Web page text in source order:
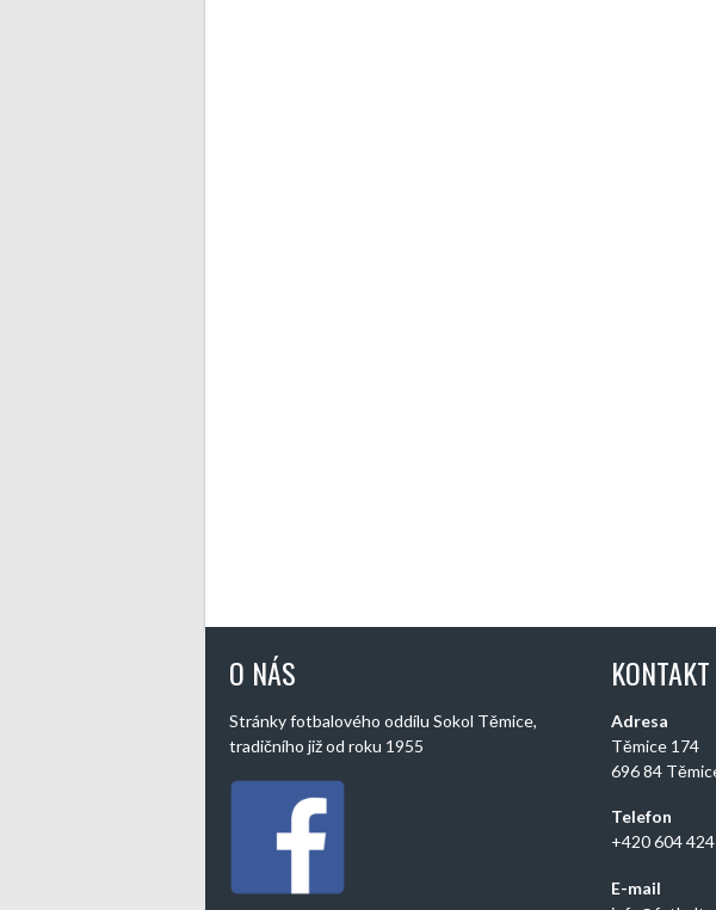
O NÁS
Stránky fotbalového oddílu Sokol Těmice,
tradičního již od roku 1955
KONTAKT
Adresa
Těmice 174
696 84
Telefon
+420 604 424
E-mail